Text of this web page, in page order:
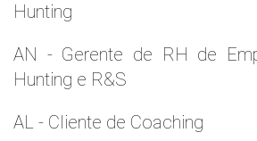
Hunting
AN - Gerente de RH de
Hunting e R&S
AL - Cliente de Coaching